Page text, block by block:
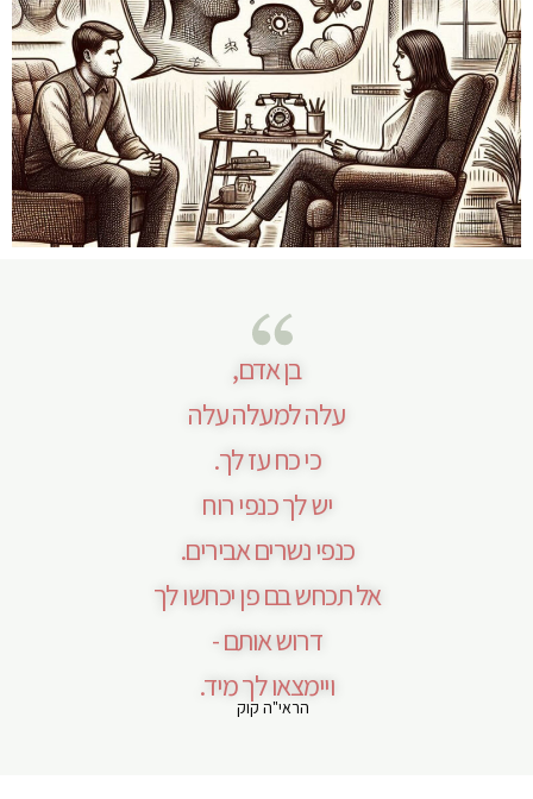
בן אדם,
עלה למעלה עלה
כי כח עז לך.
יש לך כנפי רוח
כנפי נשרים אבירים.
אל תכחש בם פן יכחשו לך
דרוש אותם -
ויימצאו לך מיד.
הראי"ה קוק